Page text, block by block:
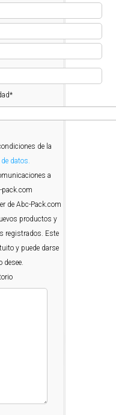
de la
datos.
a
pack.com
de Abc-Pack.com
productos y
registrados. Este
y puede darse
desee.